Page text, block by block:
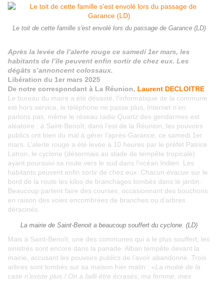
Le toit de cette famille s'est envolé lors du passage de Garance (LD)
Après la levée de l’alerte rouge ce samedi 1er mars, les
habitants de l’île peuvent enfin sortir de chez eux. Les
dégâts s’annoncent colossaux.
Libération du 1er mars 2025
De notre correspondant à La Réunion, Laurent DECLOITRE
Le bureau du maire a été dévasté, l’informatique de la commune
est hors service, le téléphone ne passe plus, Internet n’en
parlons pas, même le réseau radio Quartz des gendarmes est
aléatoire : à Saint-Benoît, dans l’est de la Réunion, les pouvoirs
publics ont bien du mal à gérer l’après-Garance, ce samedi 1er
mars. L’alerte rouge a été levée à 10 heures par le préfet Patrice
Latron, le cyclone (désormais au stade de tempête tropicale)
ayant poursuivi sa route vers le sud dans l’océan Indien. Les
habitants peuvent enfin sortir de chez eux. Chacun évacue sur le
bord de la route les kilos de branchages tombés dans le jardin.
Beaucoup partent faire des courses, occasionnant des bouchons
en raison des voies encombrées de branches ou d’arbres
déracinés.
La mairie de Saint-Benoit a beaucoup souffert du cyclone. (LD)
Mais à Saint-Benoît, une des communes qui a le plus souffert, les
sinistrés sont encore dans la panade. Alban tempête devant la
mairie, accusant les pouvoirs publics de l’avoir abandonné. Trois
arbres sont tombés sur sa maison hier matin : «La moitié de la
case n’existe plus ! On a failli être écrasés, ma femme, mes